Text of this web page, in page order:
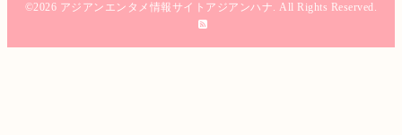
©2026 アジアンエンタメ情報サイトアジアンハナ. All Rights Reserved.